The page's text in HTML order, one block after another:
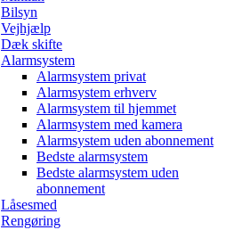
Bilsyn
Vejhjælp
Dæk skifte
Alarmsystem
Alarmsystem privat
Alarmsystem erhverv
Alarmsystem til hjemmet
Alarmsystem med kamera
Alarmsystem uden abonnement
Bedste alarmsystem
Bedste alarmsystem uden
abonnement
Låsesmed
Rengøring